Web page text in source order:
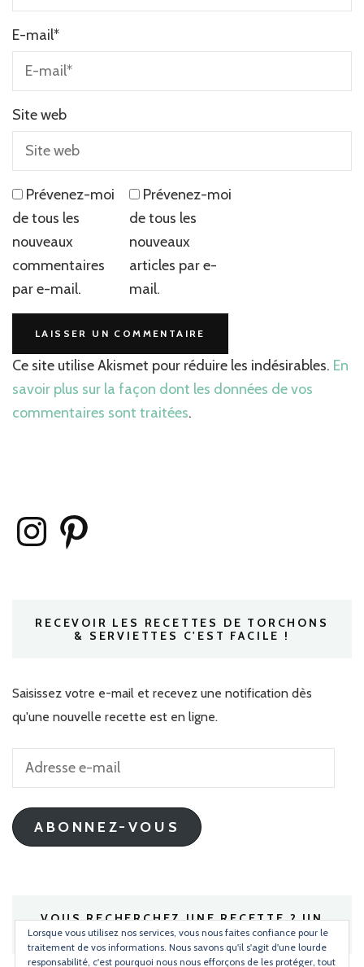
E-mail*
Site web
Prévenez-moi
de tous les
nouveaux
commentaires
par e-mail.
Prévenez-moi
de tous les
nouveaux
articles par e-
mail.
Ce site utilise Akismet pour réduire les indésirables. En
savoir plus sur la façon dont les données de vos
commentaires sont traitées.
InstagramPinterest
RECEVOIR LES RECETTES DE TORCHONS
& SERVIETTES C'EST FACILE !
Saisissez votre e-mail et recevez une notification dès
qu'une nouvelle recette est en ligne.
Adresse
mail
ABONNEZ-VOUS
VOUS RECHERCHEZ UNE RECETTE ? UN
INGRÉDIENT ?
Lorsque vous utilisez nos services, vous nous faites confiance pour le
traitement de vos informations. Nous savons qu'il s'agit d'une lourde
responsabilité, c'est pourquoi nous nous efforçons de les protéger, tout